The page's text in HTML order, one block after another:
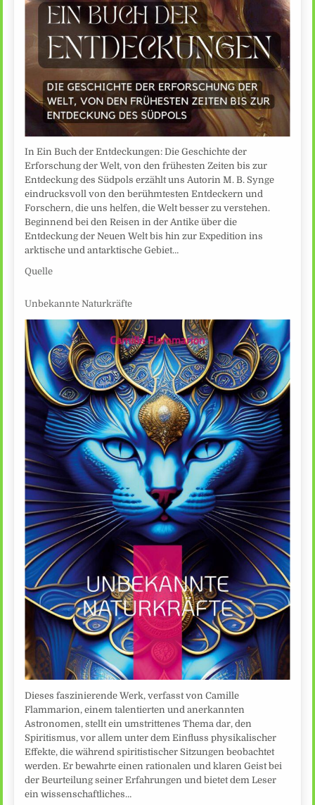
In Ein Buch der Entdeckungen: Die Geschichte der
Erforschung der Welt, von den frühesten Zeiten bis zur
Entdeckung des Südpols erzählt uns Autorin M. B. Synge
eindrucksvoll von den berühmtesten Entdeckern und
Forschern, die uns helfen, die Welt besser zu verstehen.
Beginnend bei den Reisen in der Antike über die
Entdeckung der Neuen Welt bis hin zur Expedition ins
arktische und antarktische Gebiet…
Quelle
Unbekannte Naturkräfte
Dieses faszinierende Werk, verfasst von Camille
Flammarion, einem talentierten und anerkannten
Astronomen, stellt ein umstrittenes Thema dar, den
Spiritismus, vor allem unter dem Einfluss physikalischer
Effekte, die während spiritistischer Sitzungen beobachtet
werden. Er bewahrte einen rationalen und klaren Geist bei
der Beurteilung seiner Erfahrungen und bietet dem Leser
ein wissenschaftliches…